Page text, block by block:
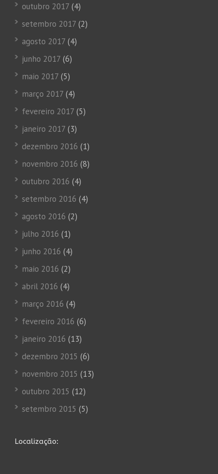
outubro 2017 (4)
setembro 2017 (2)
agosto 2017 (4)
junho 2017 (6)
maio 2017 (5)
março 2017 (4)
fevereiro 2017 (5)
janeiro 2017 (3)
dezembro 2016 (1)
novembro 2016 (8)
outubro 2016 (4)
setembro 2016 (4)
agosto 2016 (2)
julho 2016 (1)
junho 2016 (4)
maio 2016 (2)
abril 2016 (4)
março 2016 (4)
fevereiro 2016 (6)
janeiro 2016 (13)
dezembro 2015 (6)
novembro 2015 (13)
outubro 2015 (12)
setembro 2015 (5)
Localização: